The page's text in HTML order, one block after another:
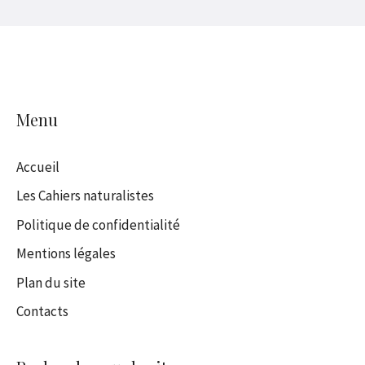
Menu
Accueil
Les Cahiers naturalistes
Politique de confidentialité
Mentions légales
Plan du site
Contacts